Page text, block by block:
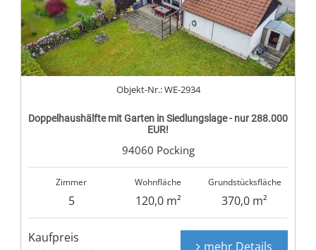
Doppelhaushälfte mit Garten in Siedlungslage - nur 288.000
EUR!
Objekt-Nr.: WE-2934
94060 Pocking
Zimmer
5
Wohnfläche
120,0 m²
Grundstücksfläche
370,0 m²
Kaufpreis
mehr Details